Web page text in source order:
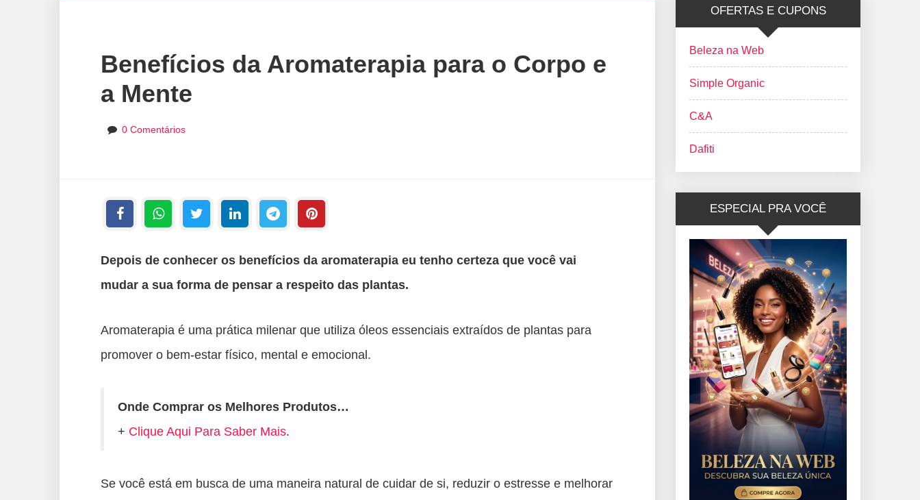
Benefícios da Aromaterapia para o Corpo e
a Mente
0 Comentários
Depois de conhecer os benefícios da aromaterapia eu tenho certeza que você vai
mudar a sua forma de pensar a respeito das plantas.
Aromaterapia é uma prática milenar que utiliza óleos essenciais extraídos de plantas para
promover o bem-estar físico, mental e emocional.
Onde Comprar os Melhores Produtos…
+ Clique Aqui Para Saber Mais.
Se você está em busca de uma maneira natural de cuidar de si, reduzir o estresse e melhorar
OFERTAS E CUPONS
Beleza na Web
Simple Organic
C&A
Dafiti
ESPECIAL PRA VOCÊ